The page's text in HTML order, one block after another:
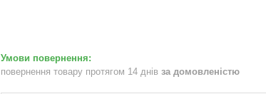
повернення товару протягом 14 днів за домовленістю